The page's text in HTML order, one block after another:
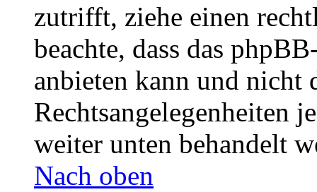
zutrifft, ziehe einen
beachte, dass das
anbieten kann und nicht
Rechtsangelegenheiten
weiter unten behandelt
Nach oben